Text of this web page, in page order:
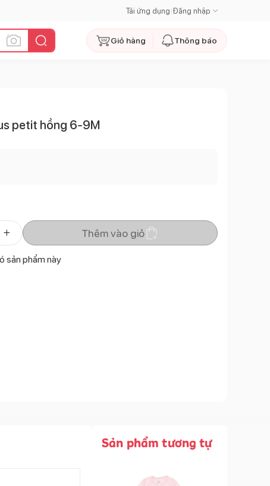
Tải ứng dụng Đăng nhập
Giỏ hàng Thông báo
petit hồng 6-9M
Thêm vào giỏ
sản phẩm này
Sản phẩm tương tự